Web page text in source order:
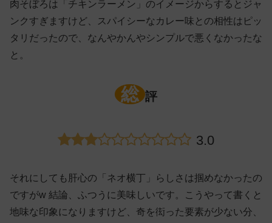
肉そぼろは「チキンラーメン」のイメージからするとジャ
ンクすぎますけど、スパイシーなカレー味との相性はピッ
タリだったので、なんやかんやシンプルで悪くなかったな
と。
総 評
3.0
それにしても肝心の「ネオ横丁」らしさは掴めなかったの
ですがw 結論、ふつうに美味しいです。こうやって書くと
地味な印象になりますけど、奇を衒った要素が少ない分、